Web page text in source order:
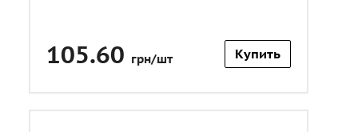
105.60 грн/шт Купить